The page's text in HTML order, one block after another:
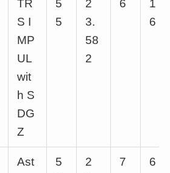
TR
S I
MP
UL
wit
h S
DG
Z
5
5
2
3.
58
2
6
1
6
Ast
5
2
7 6